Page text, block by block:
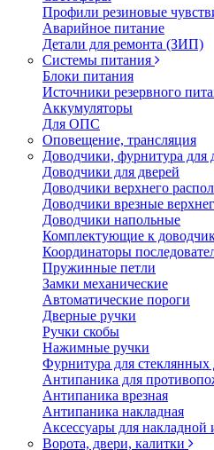
Профили резиновые
Аварийное питание
Детали для ремонта (ЗИП)
Системы питания
Блоки питания
Источники резервного
Аккумуляторы
Для ОПС
Оповещение, трансляция
Доводчики, фурнитура для
Доводчики для дверей
Доводчики верхнего
Доводчики врезные
Доводчики напольные
Комплектующие к
Координаторы
Пружинные петли
Замки механические
Автоматические пороги
Дверные ручки
Ручки скобы
Нажимные ручки
Фурнитура для стеклянных
Антипаника для
Антипаника врезная
Антипаника накладная
Аксессуары для
Ворота, двери, калитки